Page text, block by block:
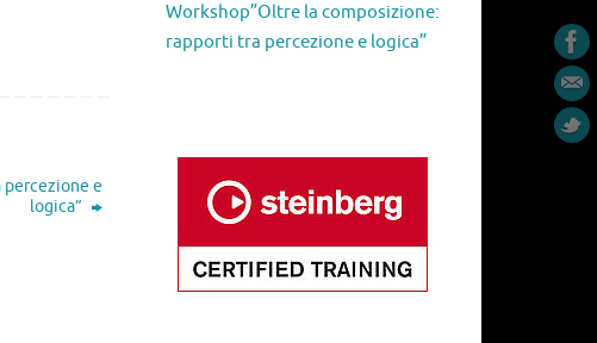
e
logica”
Workshop”Oltre la composizione:
rapporti tra percezione e logica”